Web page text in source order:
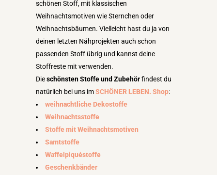
schönen Stoff, mit klassischen
Weihnachtsmotiven wie Sternchen oder
Weihnachtsbäumen. Vielleicht hast du ja von
deinen letzten Nähprojekten auch schon
passenden Stoff übrig und kannst deine
Stoffreste mit verwenden.
Dieschönsten Stoffe und Zubehörfindest du
natürlich bei uns imSCHÖNER LEBEN. Shop:
weihnachtliche Dekostoffe
Weihnachtsstoffe
Stoffe mit Weihnachtsmotiven
Samtstoffe
Waffelpiquéstoffe
Geschenkbänder